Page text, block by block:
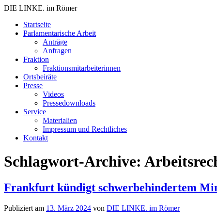
DIE LINKE. im Römer
Zum
Inhalt
Startseite
Parlamentarische Arbeit
Anträge
Anfragen
Fraktion
Fraktionsmitarbeiterinnen
Ortsbeiräte
Presse
Videos
Pressedownloads
Service
Materialien
Impressum und Rechtliches
Kontakt
Schlagwort-Archive:
Frankfurt kündigt schwerbehindertem
Publiziert am 13. März 2024 von DIE LINKE. im Römer